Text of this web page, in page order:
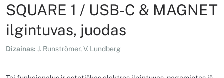
SQUARE 1 / USB-C & MAGNET
ilgintuvas, juodas
Dizainas: J. Runströmer, V. Lundberg